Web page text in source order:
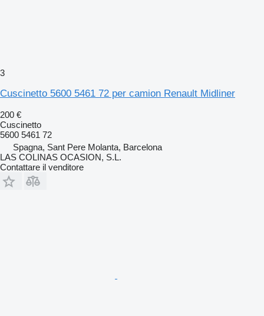
3
Cuscinetto 5600 5461 72 per camion Renault Midliner
200 €
Cuscinetto
5600 5461 72
Spagna, Sant Pere Molanta, Barcelona
LAS COLINAS OCASION, S.L.
Contattare il venditore